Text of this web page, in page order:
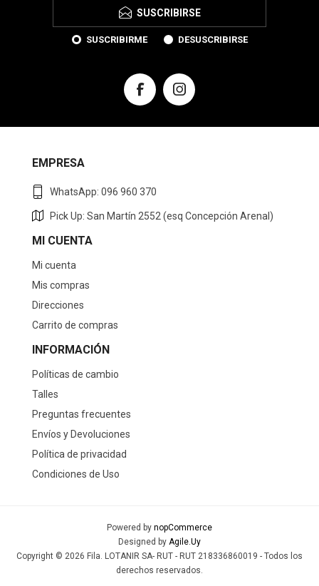
SUSCRIBIRSE
SUSCRIBIRME DESUSCRIBIRSE
EMPRESA
WhatsApp: 096 960 370
Pick Up: San Martín 2552 (esq Concepción Arenal)
MI CUENTA
Mi cuenta
Mis compras
Direcciones
Carrito de compras
INFORMACIÓN
Políticas de cambio
Talles
Preguntas frecuentes
Envíos y Devoluciones
Política de privacidad
Condiciones de Uso
Powered by nopCommerce
Designed by Agile.Uy
Copyright © 2026 Fila. LOTANIR SA- RUT - RUT 218336860019 - Todos los
derechos reservados.